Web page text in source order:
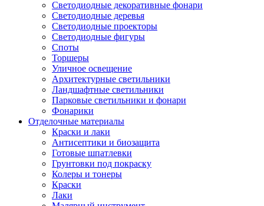
Светодиодные декоративные фонари
Светодиодные деревья
Светодиодные проекторы
Светодиодные фигуры
Споты
Торшеры
Уличное освещение
Архитектурные светильники
Ландшафтные светильники
Парковые светильники и фонари
Фонарики
Отделочные материалы
Краски и лаки
Антисептики и биозащита
Готовые шпатлевки
Грунтовки под покраску
Колеры и тонеры
Краски
Лаки